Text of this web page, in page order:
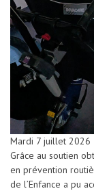
Mardi 7 juillet 2026
Grâce au soutien
en prévention
de l’Enfance a pu